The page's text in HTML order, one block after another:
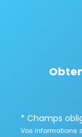
* Champs
Vos informations